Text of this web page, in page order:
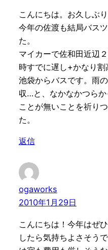
こんにちは。お久しぶり
今年の佐渡も結局バス
た。
マイカーで佐和田近辺
時すでに遅し+かなり
池袋からバスです。雨
収…と、なかなかつら
ことが無いことを祈り
た。
返信
ogaworks
2010年1月29日
こんにちは！今年はぜ
したら気持ちよさそう